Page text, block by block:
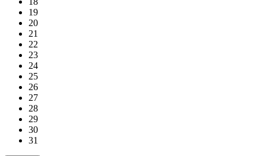
19
20
21
22
23
24
25
26
27
28
29
30
31